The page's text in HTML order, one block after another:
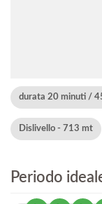
durata 20 minuti /
Dislivello - 713 mt
Periodo